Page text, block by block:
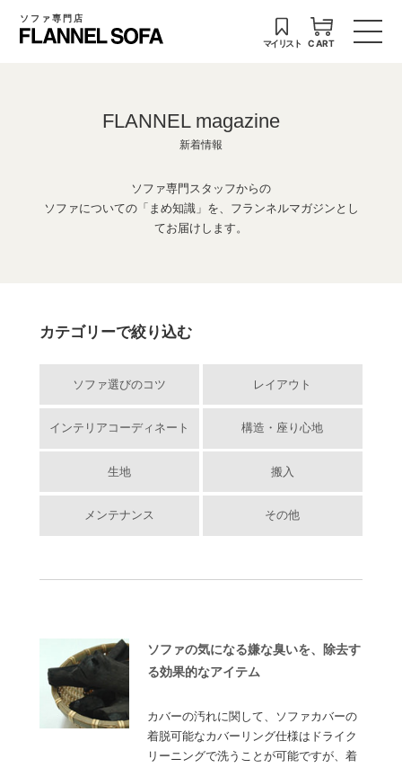
ソファ専門店
マイリスト CART
FLANNEL magazine
新着情報
ソファ専門スタッフからの
ソファについての「まめ知識」を、フランネルマガジンとし
てお届けします。
カテゴリーで絞り込む
ソファ選びのコツ レイアウト
インテリアコーディネート 構造・座り心地
生地 搬入
メンテナンス その他
ソファの気になる嫌な臭いを、除去す
る効果的なアイテム
カバーの汚れに関して、ソファカバーの
着脱可能なカバーリング仕様はドライク
リーニングで洗うことが可能ですが、着